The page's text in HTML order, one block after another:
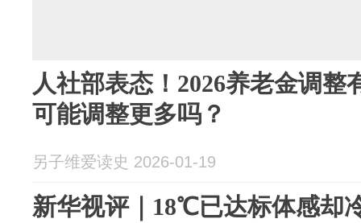
人社部表态！2026养老金调整
可能调整更多吗？
另子维爱读史 2026-01-19
新华视评｜18℃已达标体感却